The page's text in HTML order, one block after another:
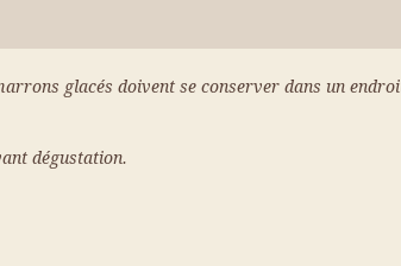
glacés doivent se conserver dans un
dégustation.